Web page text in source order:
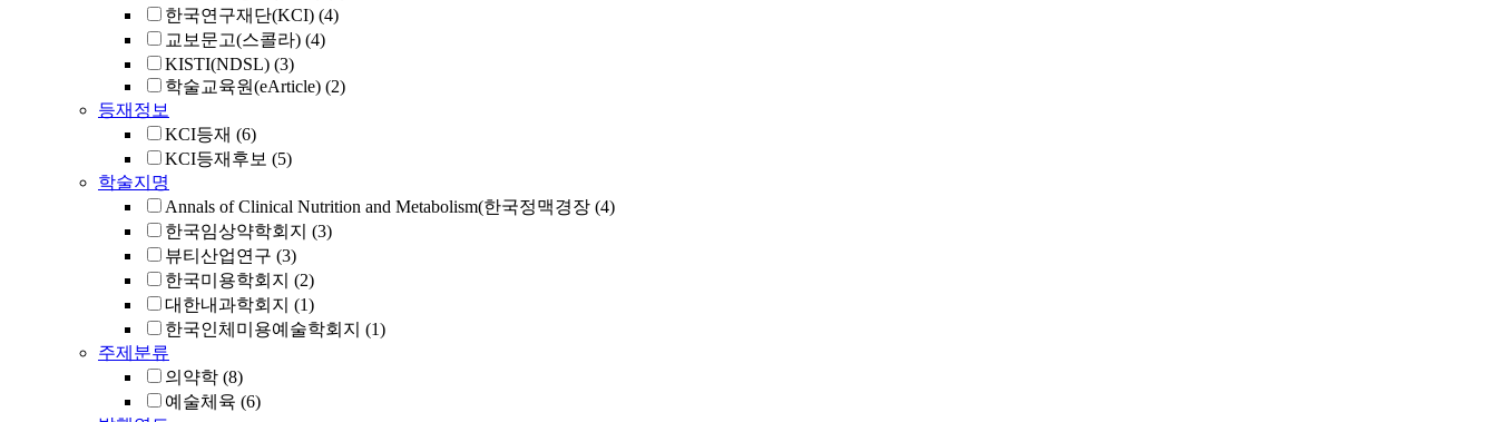
한국연구재단(KCI) (4)
교보문고(스콜라) (4)
KISTI(NDSL) (3)
학술교육원(eArticle) (2)
등재정보
KCI등재 (6)
KCI등재후보 (5)
학술지명
Annals of Clinical Nutrition and Metabolism(한국정맥경장 (4)
한국임상약학회지 (3)
뷰티산업연구 (3)
한국미용학회지 (2)
대한내과학회지 (1)
한국인체미용예술학회지 (1)
주제분류
의약학 (8)
예술체육 (6)